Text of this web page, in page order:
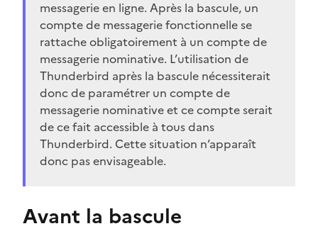
messagerie en ligne. Après la bascule, un
compte de messagerie fonctionnelle se
rattache obligatoirement à un compte de
messagerie nominative. L’utilisation de
Thunderbird après la bascule nécessiterait
donc de paramétrer un compte de
messagerie nominative et ce compte serait
de ce fait accessible à tous dans
Thunderbird. Cette situation n’apparaît
donc pas envisageable.
Avant la bascule